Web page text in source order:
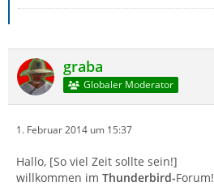
graba
Globaler Moderator
1. Februar 2014 um 15:37
Hallo, [So viel Zeit sollte sein!]
willkommen im Thunderbird-Forum!